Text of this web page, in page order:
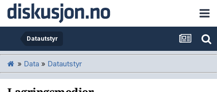
Datautstyr
» Data » Datautstyr